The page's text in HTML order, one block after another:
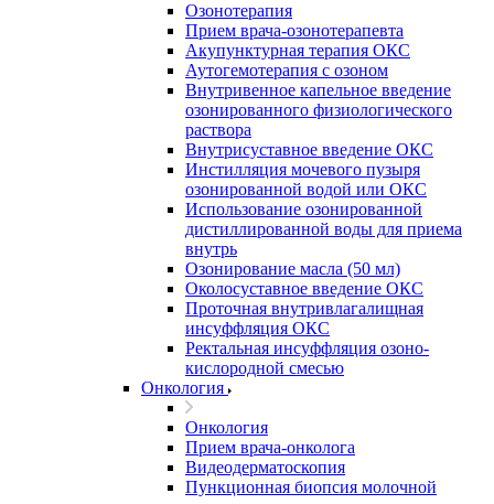
Озонотерапия
Прием врача-озонотерапевта
Акупунктурная терапия ОКС
Аутогемотерапия с озоном
Внутривенное капельное введение
озонированного физиологического
раствора
Внутрисуставное введение ОКС
Инстилляция мочевого пузыря
озонированной водой или ОКС
Использование озонированной
дистиллированной воды для приема
внутрь
Озонирование масла (50 мл)
Околосуставное введение ОКС
Проточная внутривлагалищная
инсуффляция ОКС
Ректальная инсуффляция озоно-
кислородной смесью
Онкология
Онкология
Прием врача-онколога
Видеодерматоскопия
Пункционная биопсия молочной